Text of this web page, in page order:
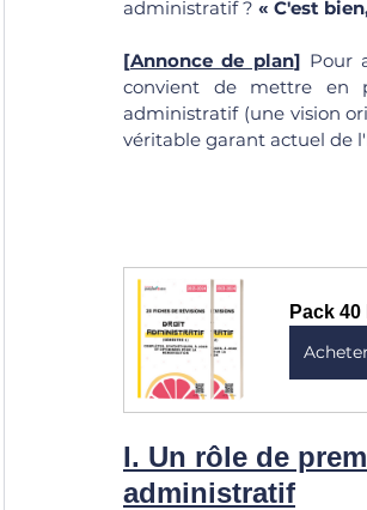
administratif ? « C'est
[Annonce de plan] Pour
convient de mettre en
administratif (une vision
véritable garant actuel de
Pack
Acheter
I. Un rôle de
administratif